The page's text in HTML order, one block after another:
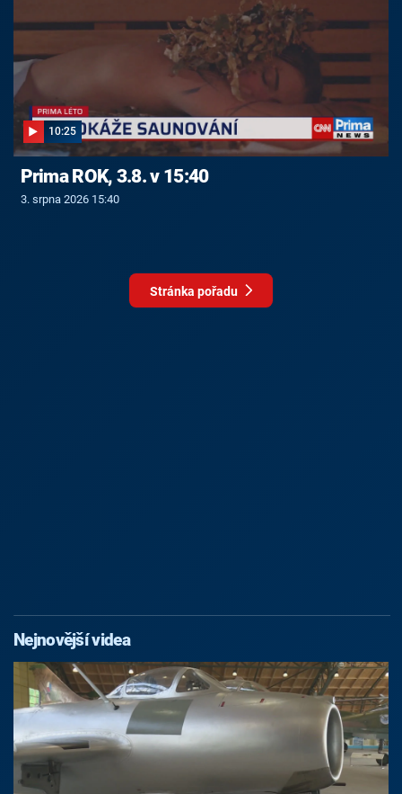
10:25
Prima ROK, 3.8. v 15:40
3. srpna 2026 15:40
Stránka pořadu
Nejnovější videa